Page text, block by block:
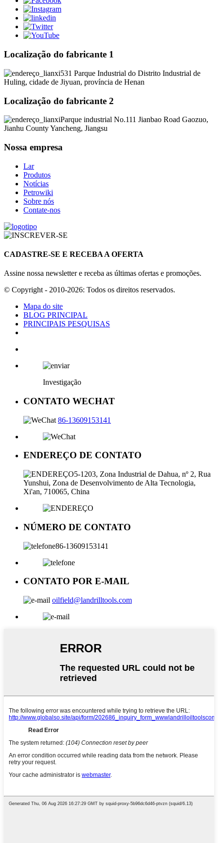
Localização do fabricante 1
531 Parque Industrial do Distrito Industrial de
Huling, cidade de Jiyuan, província de Henan
Localização do fabricante 2
Parque industrial No.111 Jianbao Road Gaozuo,
Jianhu County Yancheng, Jiangsu
Nossa empresa
Lar
Produtos
Notícias
Petrowiki
Sobre nós
Contate-nos
CADASTRE-SE E RECEBA A OFERTA
Assine nossa newsletter e receba as últimas ofertas e promoções.
© Copyright - 2010-2026: Todos os direitos reservados.
Mapa do site
BLOG PRINCIPAL
PRINCIPAIS PESQUISAS
Investigação
CONTATO WECHAT
86-13609153141
ENDEREÇO ​​DE CONTATO
5-1203, Zona Industrial de Dahua, nº 2, Rua
Yunshui, Zona de Desenvolvimento de Alta Tecnologia,
Xi'an, 710065, China
NÚMERO DE CONTATO
86-13609153141
CONTATO POR E-MAIL
oilfield@landrilltools.com